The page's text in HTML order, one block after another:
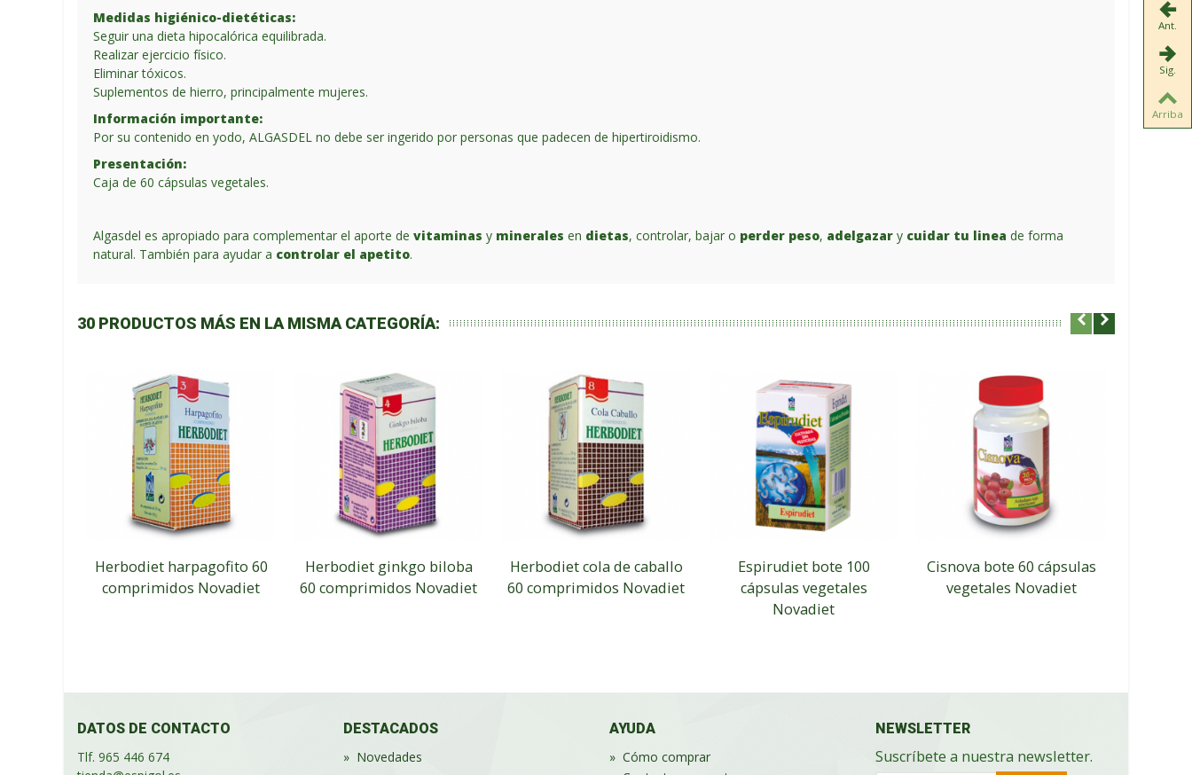
Medidas higiénico-dietéticas:
Seguir una dieta hipocalórica equilibrada.
Realizar ejercicio físico.
Eliminar tóxicos.
Suplementos de hierro, principalmente mujeres.
Información importante:
Por su contenido en yodo, ALGASDEL no debe ser ingerido por personas que padecen de hipertiroidismo.
Presentación:
Caja de 60 cápsulas vegetales.
Algasdel es apropiado para complementar el aporte devitaminas y minerales en dietas, controlar, bajar o perder peso, adelgazar y cuidar tu linea de forma
natural. También para ayudar a controlar el apetito.
30 PRODUCTOS MÁS EN LA MISMA CATEGORÍA:
Herbodiet harpagofito 60
comprimidos Novadiet
Herbodiet ginkgo biloba
60 comprimidos Novadiet
Herbodiet cola de caballo
60 comprimidos Novadiet
Espirudiet bote 100
cápsulas vegetales
Novadiet
Cisnova bote 60 cápsulas
vegetales Novadiet
DATOS DE CONTACTO
Tlf. 965 446 674
DESTACADOS
» Novedades
AYUDA
» Cómo comprar
NEWSLETTER
Suscríbete a nuestra newsletter.
Ant.
Sig.
Arriba